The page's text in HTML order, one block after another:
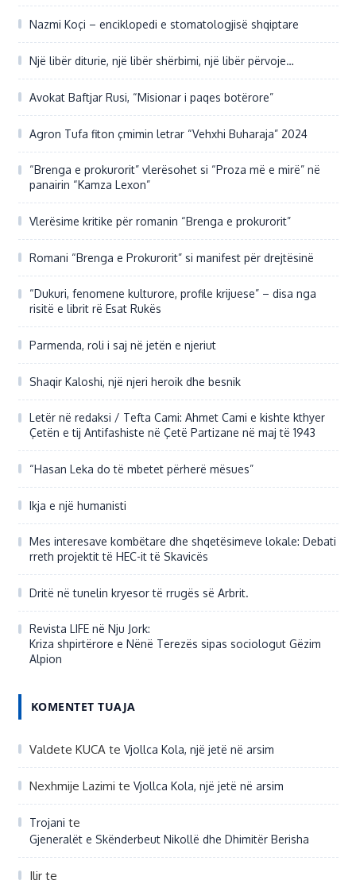
Nazmi Koçi – enciklopedi e stomatologjisë shqiptare
Një libër diturie, një libër shërbimi, një libër përvoje…
Avokat Baftjar Rusi, “Misionar i paqes botërore”
Agron Tufa fiton çmimin letrar “Vehxhi Buharaja” 2024
“Brenga e prokurorit” vlerësohet si “Proza më e mirë” në
panairin “Kamza Lexon”
Vlerësime kritike për romanin “Brenga e prokurorit”
Romani “Brenga e Prokurorit” si manifest për drejtësinë
“Dukuri, fenomene kulturore, profile krijuese” – disa nga
risitë e librit rë Esat Rukës
Parmenda, roli i saj në jetën e njeriut
Shaqir Kaloshi, një njeri heroik dhe besnik
Letër në redaksi / Tefta Cami: Ahmet Cami e kishte kthyer
Çetën e tij Antifashiste në Çetë Partizane në maj të 1943
“Hasan Leka do të mbetet përherë mësues”
Ikja e një humanisti
Mes interesave kombëtare dhe shqetësimeve lokale: Debati
rreth projektit të HEC-it të Skavicës
Dritë në tunelin kryesor të rrugës së Arbrit.
Revista LIFE në Nju Jork:
Kriza shpirtërore e Nënë Terezës sipas sociologut Gëzim
Alpion
KOMENTET TUAJA
Valdete KUCAte Vjollca Kola, një jetë në arsim
Nexhmije Lazimi te Vjollca Kola, një jetë në arsim
Trojani te
Gjeneralët e Skënderbeut Nikollë dhe Dhimitër Berisha
Ilirte